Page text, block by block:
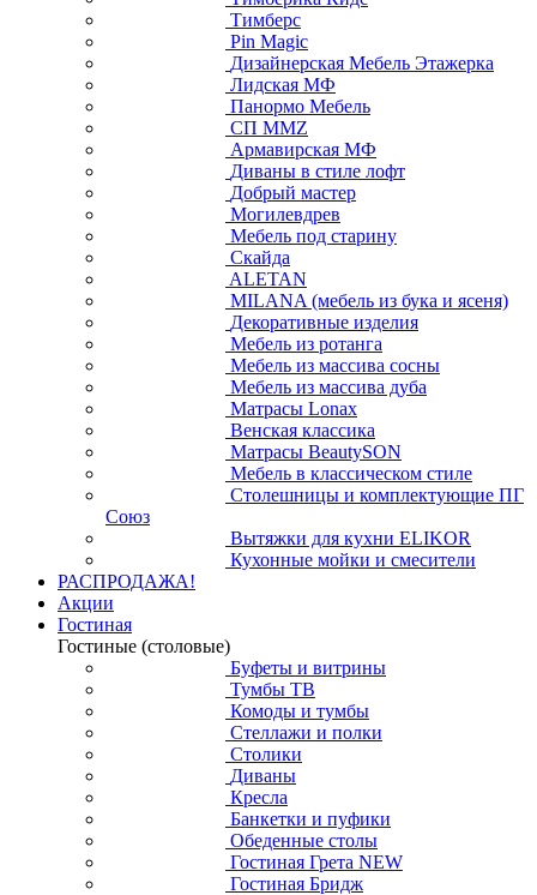
Тимберс
Pin Magic
Дизайнерская Мебель Этажерка
Лидская МФ
Панормо Мебель
СП ММZ
Армавирская МФ
Диваны в стиле лофт
Добрый мастер
Могилевдрев
Мебель под старину
Скайда
ALETAN
MILANA (мебель из бука и ясеня)
Декоративные изделия
Мебель из ротанга
Мебель из массива сосны
Мебель из массива дуба
Матрасы Lonax
Венская классика
Матрасы BeautySON
Мебель в классическом стиле
Столешницы и комплектующие ПГ
Союз
Вытяжки для кухни ELIKOR
Кухонные мойки и смесители
РАСПРОДАЖА!
Акции
Гостиная
Гостиные (столовые)
Буфеты и витрины
Тумбы ТВ
Комоды и тумбы
Стеллажи и полки
Столики
Диваны
Кресла
Банкетки и пуфики
Обеденные столы
Гостиная Грета NEW
Гостиная Бридж